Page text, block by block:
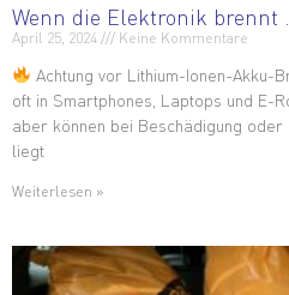
Wenn die Elektronik brennt …
April 25, 2024 Keine Kommentare
Achtung vor Lithium-Ionen-Akku-
oft in Smartphones, Laptops und E-
aber können bei Beschädigung
liegt
Weiterlesen »